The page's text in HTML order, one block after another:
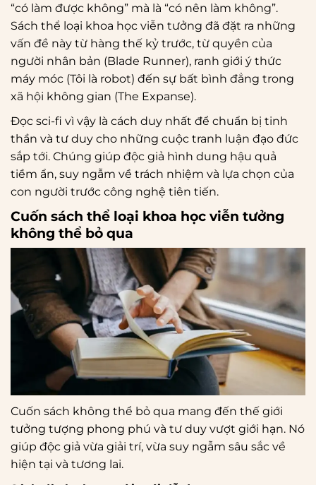
“có làm được không” mà là “có nên làm không”.
Sách thể loại khoa học viễn tưởng đã đặt ra những
vấn đề này từ hàng thế kỷ trước, từ quyền của
người nhân bản (Blade Runner), ranh giới ý thức
máy móc (Tôi là robot) đến sự bất bình đẳng trong
xã hội không gian (The Expanse).
Đọc sci-fi vì vậy là cách duy nhất để chuẩn bị tinh
thần và tư duy cho những cuộc tranh luận đạo đức
sắp tới. Chúng giúp độc giả hình dung hậu quả
tiềm ẩn, suy ngẫm về trách nhiệm và lựa chọn của
con người trước công nghệ tiên tiến.
Cuốn sách thể loại khoa học viễn tưởng
không thể bỏ qua
Cuốn sách không thể bỏ qua mang đến thế giới
tưởng tượng phong phú và tư duy vượt giới hạn. Nó
giúp độc giả vừa giải trí, vừa suy ngẫm sâu sắc về
hiện tại và tương lai.